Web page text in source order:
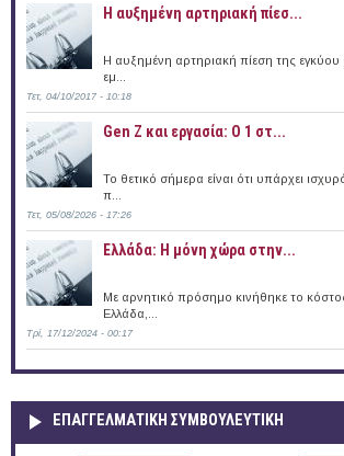
Η αυξημένη αρτηριακή πίεσ...
Η αυξημένη αρτηριακή πίεση της εγκύου
εμ...
Τετ, 04/10/2017 - 10:18
Gen Z και εργασία: Ο 1 στ...
Το θετικό σήμερα είναι ότι υπάρχει
π...
Τετ, 05/08/2026 - 17:26
Ελλάδα: Η μόνη χώρα στην...
Με αρνητικό πρόσημο κινήθηκε το
Ελλάδα,...
Τρί, 17/12/2024 - 00:17
ΕΠΑΓΓΕΛΜΑΤΙΚΉ ΣΥΜΒΟΥΛΕΥΤΙΚΉ